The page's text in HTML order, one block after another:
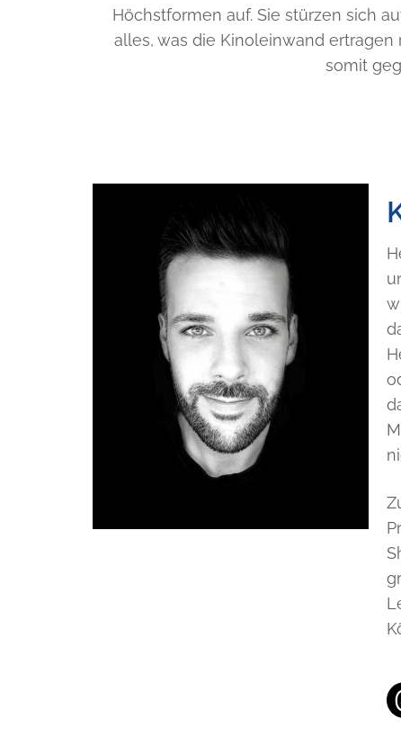
Höchstformen auf. Sie stürzen sich
alles, was die Kinoleinwand
somit